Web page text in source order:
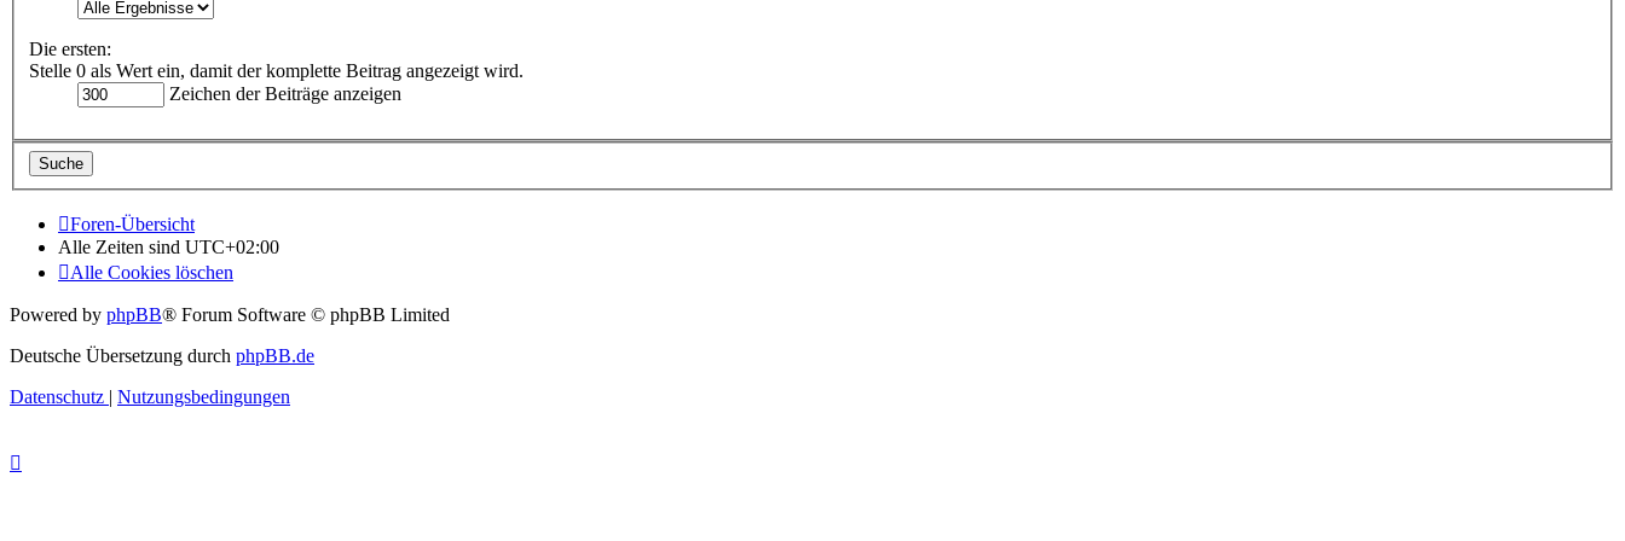
Die ersten:
Stelle 0 als Wert ein, damit der komplette Beitrag angezeigt wird.
Zeichen der Beiträge anzeigen
Foren-Übersicht
Alle Zeiten sind UTC+02:00
Alle Cookies löschen
Powered by phpBB® Forum Software © phpBB Limited
Deutsche Übersetzung durch phpBB.de
Datenschutz | Nutzungsbedingungen